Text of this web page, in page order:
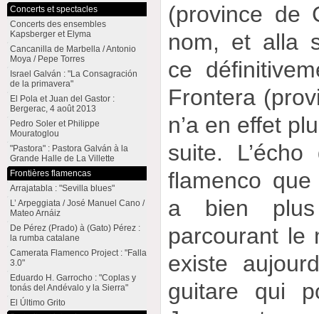
(province de
nom, et alla
ce
Frontera
n’a en effet
suite.
flamenco
a bien
parcourant le
existe
guitare qui
Concerts et spectacles
Concerts des ensembles
Kapsberger et Elyma
Cancanilla de Marbella / Antonio
Moya / Pepe Torres
Israel Galván : "La Consagración
de la primavera"
El Pola et Juan del Gastor :
Bergerac, 4 août 2013
Pedro Soler et Philippe
Mouratoglou
"Pastora" : Pastora Galván à la
Grande Halle de La Villette
Frontières flamencas
Arrajatabla : "Sevilla blues"
L’ Arpeggiata / José Manuel Cano /
Mateo Arnáiz
De Pérez (Prado) à (Gato) Pérez :
la rumba catalane
Camerata Flamenco Project : "Falla
3.0"
Eduardo H. Garrocho : "Coplas y
tonás del Andévalo y la Sierra"
El Último Grito